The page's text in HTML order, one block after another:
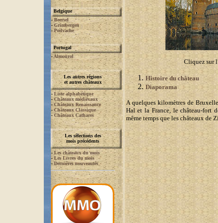
Belgique
- Beersel
- Grimbergen
-Poilvache
Portugal
- Almourol
Les autres régions
et autres châteaux
- Liste alphabétique
- Châteaux médiévaux
- Châteaux Renaissance
- Châteaux Classique
-Châteaux Cathares
Les sélections des
mois précédents
- Les châteaux du mois
- Les Livres du mois
- Dernières nouveautés
Cliquez sur
Histoire du château
Diaporama
A quelques kilomètres de
Hal et la France, le château-fort
même temps que les châteaux de